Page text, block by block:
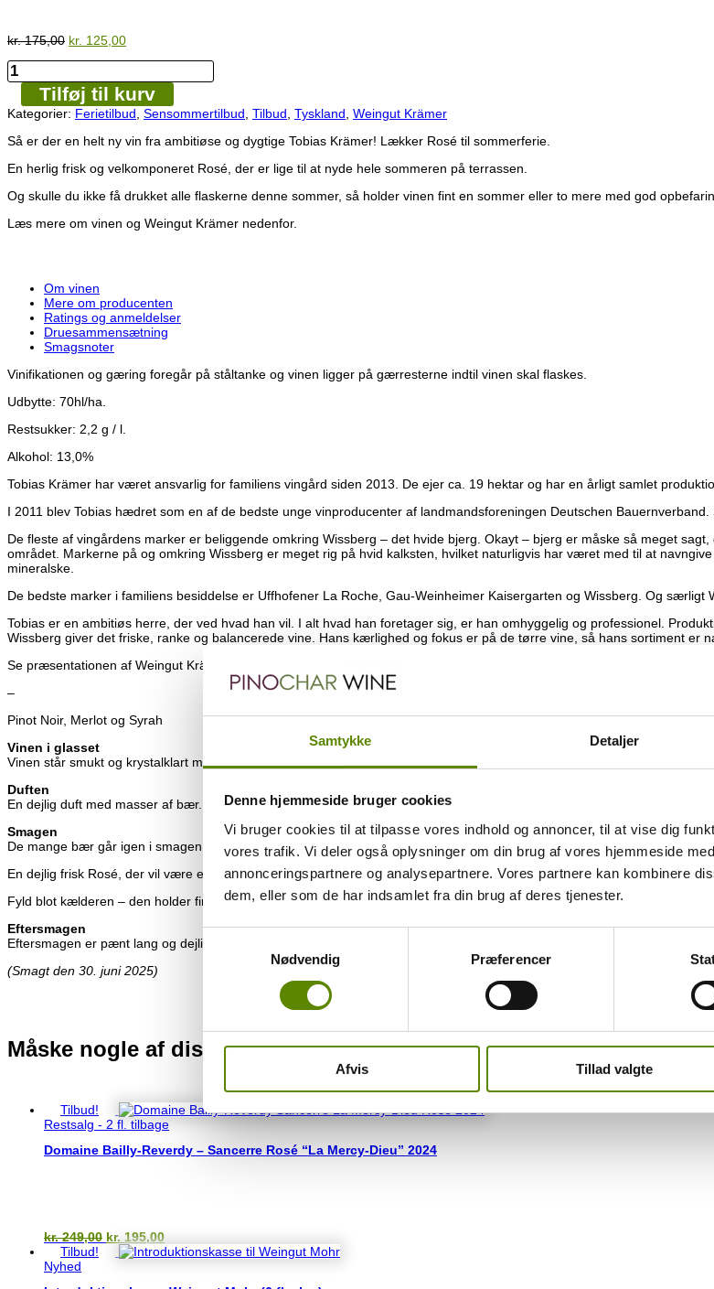
Samtykke Detaljer
Denne hjemmeside bruger cookies
Vi bruger cookies til at tilpasse vores indhold og annoncer, til at vise dig
vores trafik. Vi deler også oplysninger om din brug af vores hjemmeside
annonceringspartnere og analysepartnere. Vores partnere kan kombinere
dem, eller som de har indsamlet fra din brug af deres tjenester.
Samtykkevalg
Nødvendig
Præferencer
Afvis Tillad valgte
kr.175,00 Den
var:
kr. 175,00.
kr. 125,00Den
er:
kr. 125,00.
Weingut
Krämer
GOOD
STUFF
Rosé
antal
Tilføj til kurv
Kategorier: Ferietilbud Sensommertilbud Tilbud Tyskland Weingut Krämer
Så er der en helt ny vin fra ambitiøse og dygtige Tobias Krämer! Lækker Rosé til sommerferie.
En herlig frisk og velkomponeret Rosé, der er lige til at nyde hele sommeren på terrassen.
Og skulle du ikke få drukket alle flaskerne denne sommer, så holder vinen fint en sommer eller to mere med god
Læs mere om vinen og Weingut Krämer nedenfor.
Om vinen
Mere om producenten
Ratings og anmeldelser
Druesammensætning
Smagsnoter
Vinifikationen og gæring foregår på ståltanke og vinen ligger på gærresterne indtil vinen skal flaskes.
Udbytte: 70hl/ha.
Restsukker: 2,2 g / l.
Alkohol: 13,0%
Tobias Krämer har været ansvarlig for familiens vingård siden 2013. De ejer ca. 19 hektar og har en årligt samlet
I 2011 blev Tobias hædret som en af de bedste unge vinproducenter af landmandsforeningen Deutschen
De fleste af vingårdens marker er beliggende omkring Wissberg – det hvide bjerg. Okayt – bjerg er måske så meget
området. Markerne på og omkring Wissberg er meget rig på hvid kalksten, hvilket naturligvis har været med til at
mineralske.
De bedste marker i familiens besiddelse er Uffhofener La Roche, Gau-Weinheimer Kaisergarten og Wissberg. Og særligt
Tobias er en ambitiøs herre, der ved hvad han vil. I alt hvad han foretager sig, er han omhyggelig og professionel.
Wissberg giver det friske, ranke og balancerede vine. Hans kærlighed og fokus er på de tørre vine, så hans sortiment er
Se præsentationen af Weingut Krämer
–
Pinot Noir, Merlot og Syrah
Vinen i glasset
Vinen står smukt og krystalklart med en flot laksefarve i glasset.
Duften
En dejlig duft med masser af bær. Du vil bl.a. finde kirsebær, ribs og frisk hindbær. Der er også nogle dejlige let urtede
Smagen
De mange bær går igen i smagen, der er ren, dejlig sprød og med en flot koncentration. Den er medium fyldig med en
En dejlig frisk Rosé, der vil være en god ledsager til sommersalt, grillet fisk eller skaldyr. Eller blot let afkølet efter en lang
Fyld blot kælderen – den holder fint nogle somre….hvis du ellers kan holde dig fra den…
Eftersmagen
Eftersmagen er pænt lang og dejlig ren med masser af røde bær. Den indledes med et dejligt let bittert bid fra de unge
(Smagt den 30. juni 2025)
Måske nogle af disse vine også kunne have din interesse?
Tilbud!
Restsalg - 2 fl. tilbage
Domaine Bailly-Reverdy – Sancerre Rosé “La Mercy-Dieu” 2024
kr.249,00 Den
oprindelige
kr. 195,00Den
aktuelle
Tilbud!
Nyhed